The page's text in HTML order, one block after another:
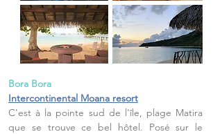
Bora Bora
Intercontinental Moana resort
C'est à la pointe sud de l'île, plage Matira
que se trouve ce bel hôtel. Posé sur le